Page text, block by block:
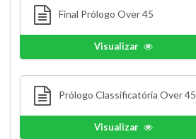
Final Prólogo Over 45
Visualizar
Prólogo Classificatória Over 45
Visualizar